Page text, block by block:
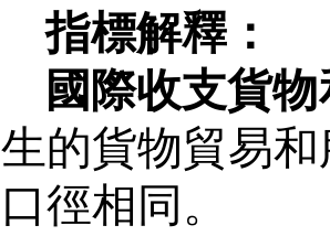
指標解釋：
國際收支貨
生的貨物貿易
口徑相同。